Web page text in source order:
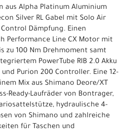
aus Alpha Platinum Aluminium
Silver RL Gabel mit Solo Air
Dämpfung. Einen
Performance Line CX Motor mit
zu 100 Nm Drehmoment samt
PowerTube RIB 2.0 Akku
Purion 200 Controller. Eine 12-
Mix aus Shimano Deore/XT
Ready-Laufräder von Bontrager,
hydraulische 4-
von Shimano und zahlreiche
für Taschen und